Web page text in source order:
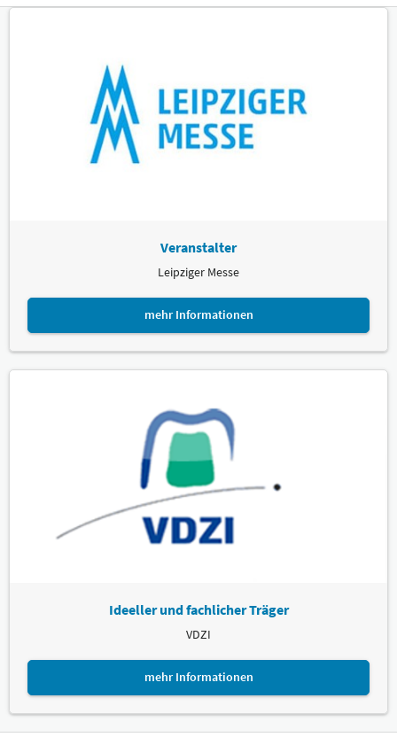
Veranstalter
Leipziger Messe
mehr Informationen
Ideeller und fachlicher Träger
VDZI
mehr Informationen